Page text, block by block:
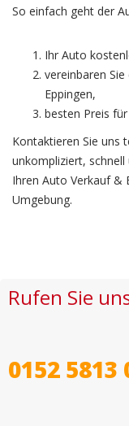
So einfach geht der
Ihr Auto
vereinbaren
Eppingen,
besten Preis
Kontaktieren Sie uns
unkompliziert, schnell
Ihren Auto Verkauf &
Umgebung.
Rufen Sie
0152 5813